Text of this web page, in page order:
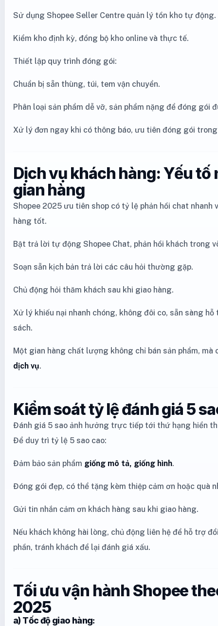
Sử dụng Shopee Seller Centre quản lý tồn kho tự động.
Kiểm kho định kỳ, đồng bộ kho online và thực tế.
Thiết lập quy trình đóng gói:
Chuẩn bị sẵn thùng, túi, tem vận chuyển.
Phân loại sản phẩm dễ vỡ, sản phẩm nặng để đóng gói
Xử lý đơn ngay khi có thông báo, ưu tiên đóng gói
Dịch vụ khách hàng: Yếu tố
gian hàng
Shopee 2025 ưu tiên shop có tỷ lệ phản hồi chat nhanh
hàng tốt.
Bật trả lời tự động Shopee Chat, phản hồi khách trong
Soạn sẵn kịch bản trả lời các câu hỏi thường gặp.
Chủ động hỏi thăm khách sau khi giao hàng.
Xử lý khiếu nại nhanh chóng, không đôi co, sẵn sàng
sách.
Một gian hàng chất lượng không chỉ bán sản phẩm, mà
dịch vụ.
Kiểm soát tỷ lệ đánh giá 5
Đánh giá 5 sao ảnh hưởng trực tiếp tới thứ hạng hiển
Để duy trì tỷ lệ 5 sao cao:
Đảm bảo sản phẩm giống mô tả, giống hình.
Đóng gói đẹp, có thể tặng kèm thiệp cảm ơn hoặc quà
Gửi tin nhắn cảm ơn khách hàng sau khi giao hàng.
Nếu khách không hài lòng, chủ động liên hệ để hỗ trợ
phần, tránh khách để lại đánh giá xấu.
Tối ưu vận hành Shopee
2025
a) Tốc độ giao hàng: